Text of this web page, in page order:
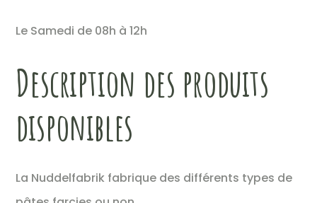
Le Samedi de 08h à 12h
Description des produits
disponibles
La Nuddelfabrik fabrique des différents types de